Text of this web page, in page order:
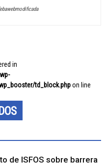
in
td_block.phpon line
de ISFOS sobre barrera